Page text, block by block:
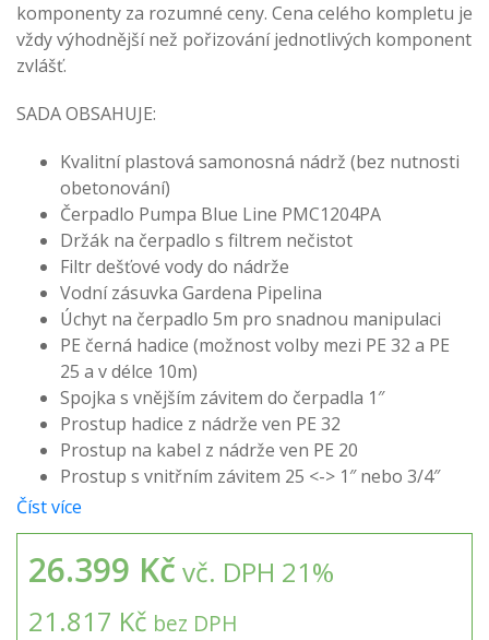
komponenty za rozumné ceny. Cena celého kompletu je
vždy výhodnější než pořizování jednotlivých komponent
zvlášť.
SADA OBSAHUJE:
Kvalitní plastová samonosná nádrž (bez nutnosti
obetonování)
Čerpadlo Pumpa Blue Line PMC1204PA
Držák na čerpadlo s filtrem nečistot
Filtr dešťové vody do nádrže
Vodní zásuvka Gardena Pipelina
Úchyt na čerpadlo 5m pro snadnou manipulaci
PE černá hadice (možnost volby mezi PE 32 a PE
25 a v délce 10m)
Spojka s vnějším závitem do čerpadla 1″
Prostup hadice z nádrže ven PE 32
Prostup na kabel z nádrže ven PE 20
Prostup s vnitřním závitem 25 <-> 1″ nebo 3/4″
Číst více
26.399 Kč vč. DPH 21%
21.817 Kč bez DPH